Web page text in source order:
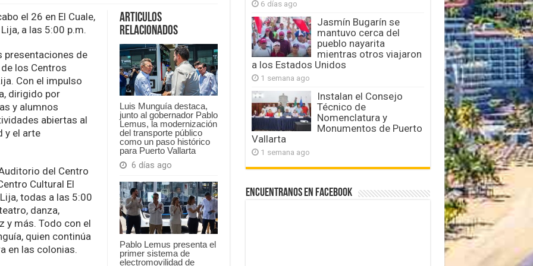
en
la
muestra
de
Centros
Culturales
Articulos
Relacionados
Luis Munguía destaca,
junto al gobernador Pablo
Lemus, la modernización
del transporte público
como un paso histórico
para Puerto Vallarta
6 días ago
Pablo Lemus presenta el
primer sistema de
electromovilidad de
el 26 en El Cuale,
a las 5:00 p.m.
presentaciones de
los Centros
Con el impulso
dirigido por
y alumnos
abiertas al
y el arte
del Centro
Cultural El
todas a las 5:00
danza,
y más. Todo con el
quien continúa
en las colonias.
6 días ago
Jasmín Bugarín se
mantuvo cerca del
pueblo nayarita
mientras otros viajaron
a los Estados Unidos
1 semana ago
Instalan el Consejo
Técnico de
Nomenclatura y
Monumentos de Puerto
Vallarta
1 semana ago
Encuentranos en Facebook